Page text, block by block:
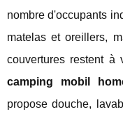
nombre d'occupants
matelas et oreillers,
couvertures restent à
camping mobil
propose douche,